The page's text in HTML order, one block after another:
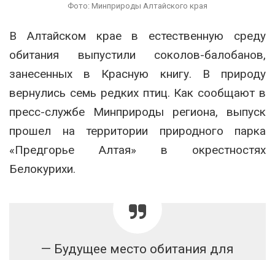
Фото: Минприроды Алтайского края
В Алтайском крае в естественную среду
обитания выпустили соколов-балобанов,
занесенных в Красную книгу. В природу
вернулись семь редких птиц. Как сообщают в
пресс-службе Минприроды региона, выпуск
прошел на территории природного парка
«Предгорье Алтая» в окрестностях
Белокурихи.
— Будущее место обитания для